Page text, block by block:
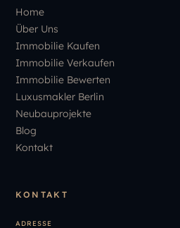
Home
Über Uns
Immobilie Kaufen
Immobilie Verkaufen
Immobilie Bewerten
Luxusmakler Berlin
Neubauprojekte
Blog
Kontakt
KONTAKT
ADRESSE